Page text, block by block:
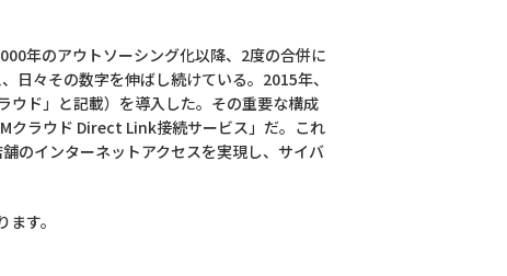
年のアウトソーシング化以降、2度の合併に
日々その数字を伸ばし続けている。2015年、
ド」と記載）を導入した。その重要な構成
クラウド Direct Link接続サービス」だ。これ
のインターネットアクセスを実現し、サイバ
す。